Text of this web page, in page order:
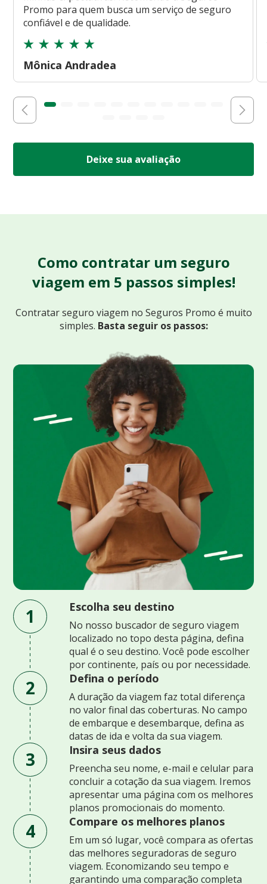
Promo para quem busca um serviço de seguro
confiável e de qualidade.
Mônica Andradea
Deixe sua avaliação
Como contratar um seguro
viagem em 5 passos simples!
Contratar seguro viagem no Seguros Promo é muito
simples. Basta seguir os passos:
1 Escolha seu destino
No nosso buscador de seguro viagem
localizado no topo desta página, defina
qual é o seu destino. Você pode escolher
por continente, país ou por necessidade.
2 Defina o período
A duração da viagem faz total diferença
no valor final das coberturas. No campo
de embarque e desembarque, defina as
datas de ida e volta da sua viagem.
3 Insira seus dados
Preencha seu nome, e-mail e celular para
concluir a cotação da sua viagem. Iremos
apresentar uma página com os melhores
planos promocionais do momento.
4 Compare os melhores planos
Em um só lugar, você compara as ofertas
das melhores seguradoras de seguro
viagem. Economizando seu tempo e
garantindo uma comparação completa